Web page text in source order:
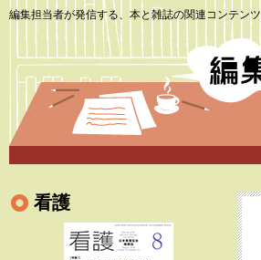
編集担当者が発信する、本と雑誌の関連コンテンツ
看護